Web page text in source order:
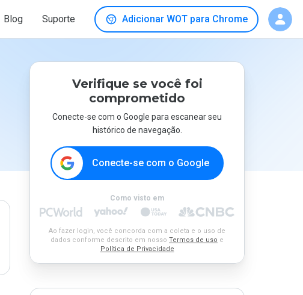
Blog Suporte Adicionar WOT para Chrome
Verifique se você foi
comprometido
Conecte-se com o Google para escanear seu
histórico de navegação.
Conecte-se com o Google
Como visto em
Ao fazer login, você concorda com a coleta e o uso de
dados conforme descrito em nosso Termos de uso e
Política de Privacidade